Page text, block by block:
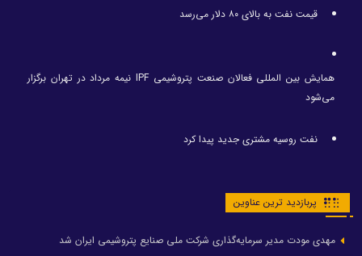
قیمت نفت به بالای ۸۰ دلار می‌رسد
همایش بین المللی فعالان صنعت پتروشیمی IPF نیمه مرداد در تهران برگزار
می‌شود
نفت روسیه مشتری جدید پیدا کرد
پربازدید ترین عناوین
مهدی مودت مدیر سرمایه‌گذاری شرکت ملی صنایع پتروشیمی ایران شد